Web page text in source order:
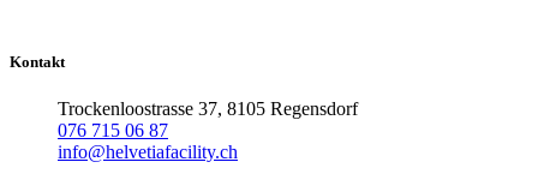
Kontakt
Trockenloostrasse 37, 8105 Regensdorf
076 715 06 87
info@helvetiafacility.ch